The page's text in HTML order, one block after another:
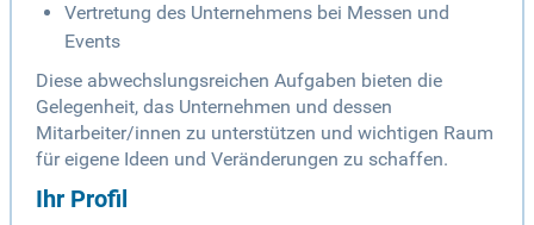
Vertretung des Unternehmens bei Messen und
Events
Diese abwechslungsreichen Aufgaben bieten die
Gelegenheit, das Unternehmen und dessen
Mitarbeiter/innen zu unterstützen und wichtigen Raum
für eigene Ideen und Veränderungen zu schaffen.
Ihr Profil